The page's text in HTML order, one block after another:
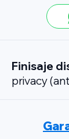
Finisaje
privacy